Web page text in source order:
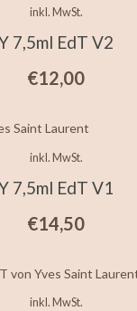
inkl. MwSt.
7,5ml EdT V2
€12,00
inkl. MwSt.
7,5ml EdT V1
€14,50
inkl. MwSt.